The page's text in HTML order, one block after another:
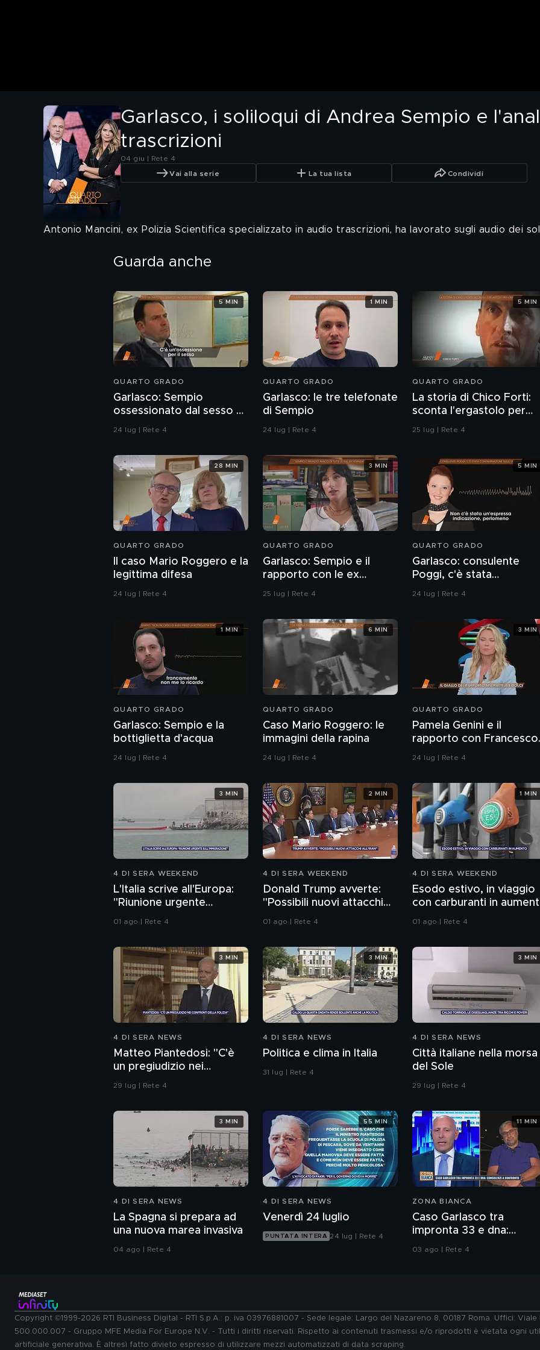
Garlasco, i soliloqui di Andrea Sempio e
trascrizioni
04 giu | Rete 4
Vai alla serie La tua lista Condividi
Antonio Mancini, ex Polizia Scientifica specializzato in audio trascrizioni, ha lavorato sugli audio dei
Guarda anche
QUARTO GRADO
Garlasco: Sempio
ossessionato dal sesso o
ragazzo rispettoso?
24 lug | Rete 4
5 MIN
QUARTO GRADO
Garlasco: le tre telefonate
di Sempio
24 lug | Rete 4
1 MIN
QUARTO GRADO
La storia di Chico Forti:
sconta l'ergastolo per
omicidio
25 lug | Rete 4
5 MIN
QUARTO GRADO
Il caso Mario Roggero e la
legittima difesa
24 lug | Rete 4
28 MIN
QUARTO GRADO
Garlasco: Sempio e il
rapporto con le ex
fidanzate
25 lug | Rete 4
3 MIN
QUARTO GRADO
Garlasco: consulente
Poggi, c'è stata
contaminazione sulle
24 lug | Rete 4
5 MIN
QUARTO GRADO
Garlasco: Sempio e la
bottiglietta d'acqua
24 lug | Rete 4
1 MIN
QUARTO GRADO
Caso Mario Roggero: le
immagini della rapina
24 lug | Rete 4
6 MIN
QUARTO GRADO
Pamela Genini e il
rapporto con Francesco
Dolci
24 lug | Rete 4
3 MIN
4 DI SERA WEEKEND
L'Italia scrive all'Europa:
"Riunione urgente
sull'immigrazione"
01 ago | Rete 4
3 MIN
4 DI SERA WEEKEND
Donald Trump avverte:
"Possibili nuovi attacchi
all'Iran"
01 ago | Rete 4
2 MIN
4 DI SERA WEEKEND
Esodo estivo, in viaggio
con carburanti in
01 ago | Rete 4
1 MIN
4 DI SERA NEWS
Matteo Piantedosi: "C'è
un pregiudizio nei
confronti della polizia"
29 lug | Rete 4
3 MIN
4 DI SERA NEWS
Politica e clima in Italia
31 lug | Rete 4
3 MIN
4 DI SERA NEWS
Città italiane nella morsa
del Sole
29 lug | Rete 4
3 MIN
4 DI SERA NEWS
La Spagna si prepara ad
una nuova marea invasiva
04 ago | Rete 4
3 MIN
4 DI SERA NEWS
Venerdì 24 luglio
PUNTATA INTERA 24 lug | Rete 4
55 MIN
ZONA BIANCA
Caso Garlasco tra
impronta 33 e dna:
consulenze a confronto
03 ago | Rete 4
11 MIN
Copyright ©1999-2026 RTI Business Digital - RTI S.p.A.: p. iva 03976881007 - Sede legale: Largo del Nazareno 8, 00187 Roma. Uffici:
500.000.007 - Gruppo MFE Media For Europe N.V. - Tutti i diritti riservati. Rispetto ai contenuti trasmessi e/o riprodotti è vietata ogni
artificiale generativa. È altresì fatto divieto espresso di utilizzare mezzi automatizzati di data scraping.